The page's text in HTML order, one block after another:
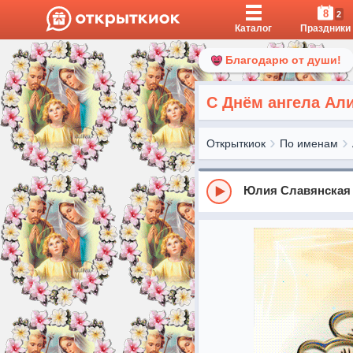
Каталог
8 2
Праздники
Благодарю от души!
С Днём ангела
Открыткиок По именам
Юлия Славянская